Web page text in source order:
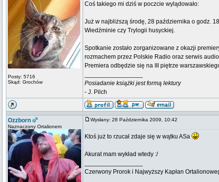
Posty: 5716
Skąd: Grochów
Coś takiego mi dziś w poczcie wylądowało:
Już w najbliższą środę, 28 października o godz.
Wiedźminie czy Trylogii husyckiej.
Spotkanie zostało zorganizowane z okazji
rozmachem przez Polskie Radio oraz serwis
Premiera odbędzie się na III piętrze
Posiadanie książki jest formą lektury
- J. Pilch
Ozzborn
Naznaczony Ortalionem
Wysłany: 28 Października 2009, 10:42
Ktoś już to rzucał zdaje się w wątku ASa
Akurat mam wykład wtedy :/
Czerwony Prorok i Najwyższy Kapłan